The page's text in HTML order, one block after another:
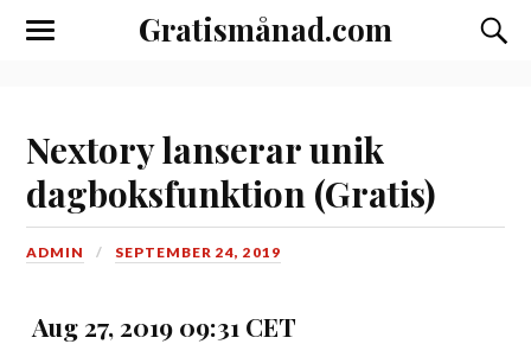
Gratismånad.com
Toggle Slå
Nextory lanserar unik
dagboksfunktion (Gratis)
ADMIN SEPTEMBER 24, 2019
Aug 27, 2019 09:31 CET